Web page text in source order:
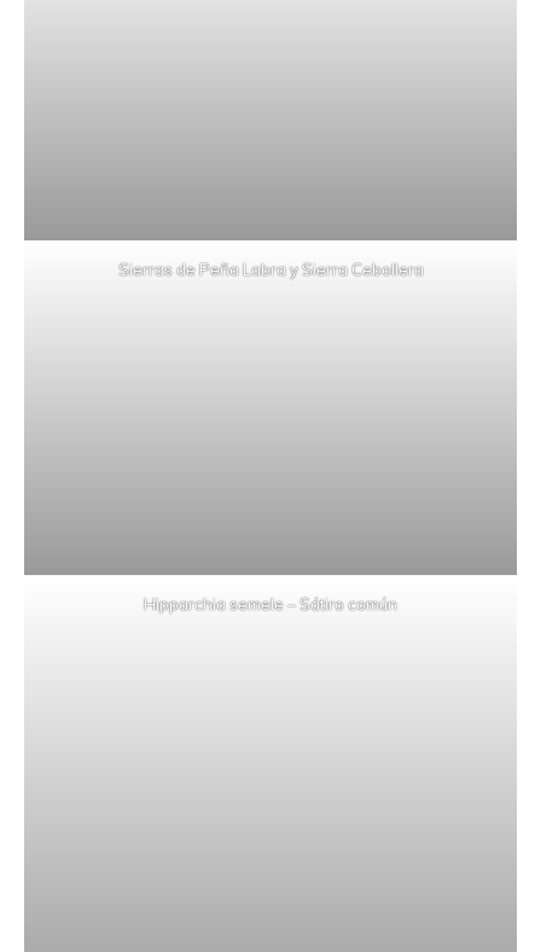
Sierras de Peña Labra y Sierra Cebollera
Hipparchia semele – Sátiro común